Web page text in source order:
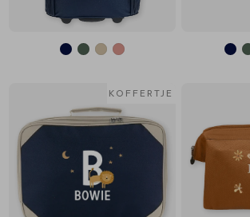
KOFFERTJE